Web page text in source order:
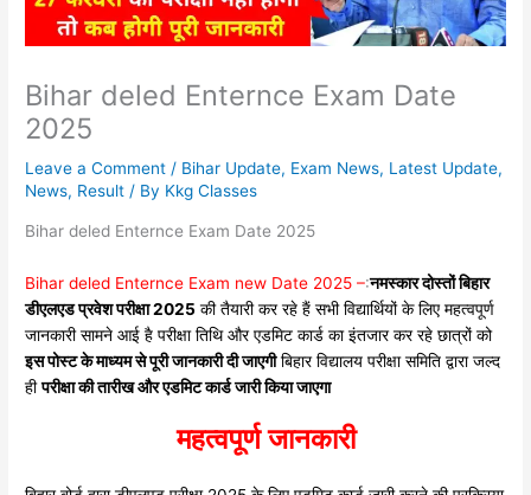
Bihar deled Enternce Exam Date
2025
Leave a Comment / Bihar Update, Exam News, Latest Update,
News, Result / By Kkg Classes
Bihar deled Enternce Exam Date 2025
Bihar deled Enternce Exam new Date 2025 –:नमस्कार दोस्तों बिहार
डीएलएड प्रवेश परीक्षा 2025 की तैयारी कर रहे हैं सभी विद्यार्थियों के लिए महत्वपूर्ण
जानकारी सामने आई है परीक्षा तिथि और एडमिट कार्ड का इंतजार कर रहे छात्रों को
इस पोस्ट के माध्यम से पूरी जानकारी दी जाएगीबिहार विद्यालय परीक्षा समिति द्वारा जल्द
हीपरीक्षा की तारीख और एडमिट कार्ड जारी किया जाएगा
महत्वपूर्ण जानकारी